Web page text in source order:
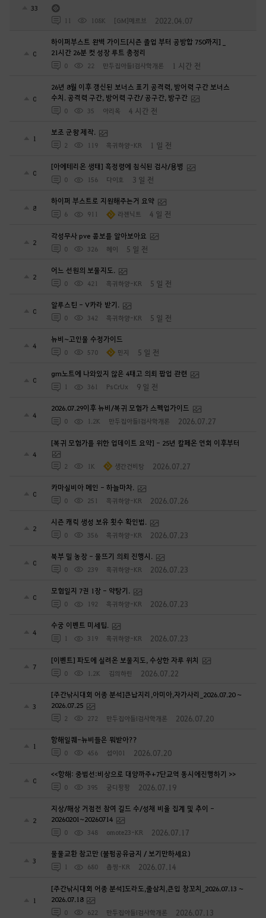
33
11 108K [GM]메르브 2022.04.07
0
하이퍼부스트 완벽 가이드[시즌 졸업 부터 공방합 750까지] _
21시간 26분 컷 성장 루트 총정리
0 22 만두집아들I검사학개론 1 시간 전
0
26년 8월 이후 갱신된 보너스 표기 공격력, 방어력 구간 보너스
수치. 공격력 구간, 방어력 구간/ 공구간, 방구간
0 35 아리옥 4 시간 전
1
보조 군왕 제작.
2 119 흑귀하양-KR 1 일 전
0
[아에테리온 생태] 흑정령에 침식된 검사/용병
0 156 다이호 3 일 전
8
하이퍼 부스트로 지원해주는거 요약
6 911 라젠닉트 4 일 전
2
각성무사 pve 콤보를 알아보아요
0 326 헤이 5 일 전
2
어느 선원의 보물지도.
0 421 흑귀하양-KR 5 일 전
0
알루스틴 - V카라 받기.
0 342 흑귀하양-KR 5 일 전
4
뉴비~고인물 수정가이드
0 570 민지 5 일 전
0
gm노트에 나와있지 않은 4태고 의뢰 팝업 관련
1 361 PsCrUx 9 일 전
4
2026.07.29이후 뉴비/복귀 모험가 스펙업가이드
0 1.2K 만두집아들I검사학개론 2026.07.27
4
[복귀 모험가를 위한 업데이트 요약] - 25년 칼페온 연회 이후부터
2 1K 생간건비탕 2026.07.27
0
카마실비아 메인 - 하늘마차.
0 251 흑귀하양-KR 2026.07.26
2
시즌 캐릭 생성 보유 횟수 확인법.
0 356 흑귀하양-KR 2026.07.23
0
북부 밀 농장 - 물뜨기 의뢰 진행시.
0 239 흑귀하양-KR 2026.07.23
0
모험일지 7권 1장 - 약탕기.
0 192 흑귀하양-KR 2026.07.23
4
수궁 이벤트 미세팁.
1 319 흑귀하양-KR 2026.07.23
7
[이벤트] 파도에 실려온 보물지도, 수상한 자루 위치
0 1.2K 김의하린 2026.07.22
3
[주간낚시대회 어종 분석]큰납지리,아미아,자가사리_2026.07.20 ~
2026.07.25
2 272 만두집아들I검사학개론 2026.07.20
1
항해일퀘-뉴비들은 뭐받아??
0 456 섭이01 2026.07.20
0
<<항해: 중범선:비상으로 대양까주+7단교역 동시에진행하기 >>
0 395 궁디팡팡 2026.07.19
2
지상/해상 거점전 참여 길드 수/성채 비율 집계 및 추이 -
20260201~20260714
0 348 omote23-KR 2026.07.17
3
물물교환 참고만 (불펌공유금지 / 보기만하세요)
1 680 춉찡-KR 2026.07.14
1
[주간낚시대회 어종 분석]도라도,줄삼치,큰입 창꼬치_2026.07.13 ~
2026.07.18
0 622 만두집아들I검사학개론 2026.07.13